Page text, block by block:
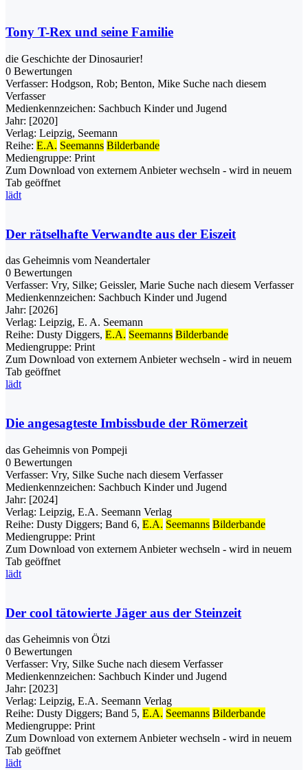
Tony T-Rex und seine Familie
die Geschichte der Dinosaurier!
0 Bewertungen
Verfasser: Hodgson, Rob; Benton, Mike Suche nach diesem
Verfasser
Medienkennzeichen: Sachbuch Kinder und Jugend
Jahr: [2020]
Verlag: Leipzig, Seemann
Reihe: E.A. Seemanns Bilderbande
Mediengruppe: Print
Zum Download von externem Anbieter wechseln - wird in neuem
Tab geöffnet
lädt
Der rätselhafte Verwandte aus der Eiszeit
das Geheimnis vom Neandertaler
0 Bewertungen
Verfasser: Vry, Silke; Geissler, Marie Suche nach diesem Verfasser
Medienkennzeichen: Sachbuch Kinder und Jugend
Jahr: [2026]
Verlag: Leipzig, E. A. Seemann
Reihe: Dusty Diggers, E.A. Seemanns Bilderbande
Mediengruppe: Print
Zum Download von externem Anbieter wechseln - wird in neuem
Tab geöffnet
lädt
Die angesagteste Imbissbude der Römerzeit
das Geheimnis von Pompeji
0 Bewertungen
Verfasser: Vry, Silke Suche nach diesem Verfasser
Medienkennzeichen: Sachbuch Kinder und Jugend
Jahr: [2024]
Verlag: Leipzig, E.A. Seemann Verlag
Reihe: Dusty Diggers; Band 6, E.A. Seemanns Bilderbande
Mediengruppe: Print
Zum Download von externem Anbieter wechseln - wird in neuem
Tab geöffnet
lädt
Der cool tätowierte Jäger aus der Steinzeit
das Geheimnis von Ötzi
0 Bewertungen
Verfasser: Vry, Silke Suche nach diesem Verfasser
Medienkennzeichen: Sachbuch Kinder und Jugend
Jahr: [2023]
Verlag: Leipzig, E.A. Seemann Verlag
Reihe: Dusty Diggers; Band 5, E.A. Seemanns Bilderbande
Mediengruppe: Print
Zum Download von externem Anbieter wechseln - wird in neuem
Tab geöffnet
lädt